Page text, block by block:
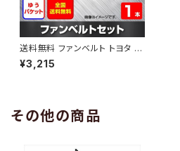
送料無料 ファンベルト トヨタ オ
ーリス 型式ZRE152H H21.10
～H24.08 （国内トップメーカ
¥3,215
その他の商品